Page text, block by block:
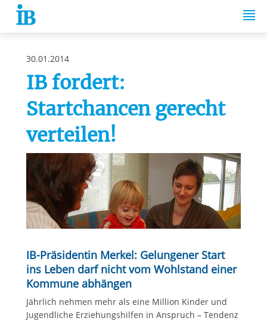
Springe zum Inhalt
30.01.2014
IB fordert:
Startchancen gerecht
verteilen!
IB-Präsidentin Merkel: Gelungener Start
ins Leben darf nicht vom Wohlstand einer
Kommune abhängen
Jährlich nehmen mehr als eine Million Kinder und
Jugendliche Erziehungshilfen in Anspruch – Tendenz